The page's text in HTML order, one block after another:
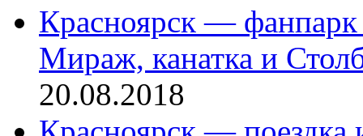
Красноярск — фанпарк
Мираж, канатка и
20.08.2018